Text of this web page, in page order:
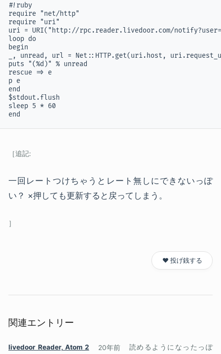
#!ruby
require "net/http"
require "uri"
uri = URI("http://rpc.reader.livedoor.com/
loop do
begin
_, unread, url = Net::HTTP.get(uri.host,
puts "(%d)" % unread
rescue => e
p e
end
$stdout.flush
sleep 5 * 60
一回レートつけちゃうとレート無しにできないっぽ
い？ ×押しても更新すると戻ってしまう。
❤️ 投げ銭する
関連エントリー
livedoor Reader, Atom 2 20年前
読めるようになったっぽ